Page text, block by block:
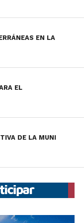
EN LA
EL
DE LA MUNI